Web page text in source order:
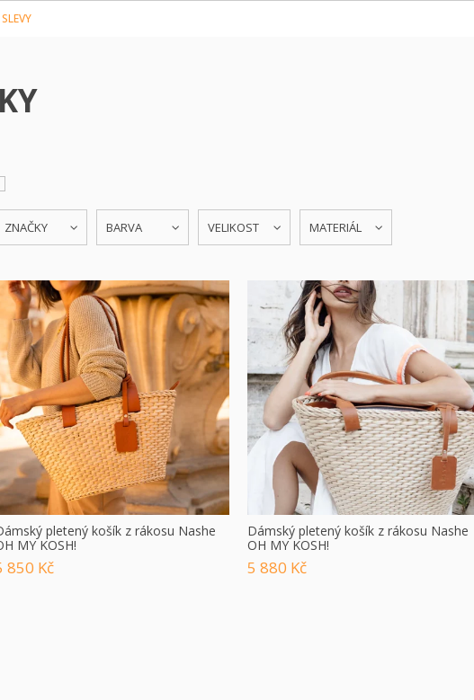
SLEVY
ZNAČKY BARVA VELIKOST MATERIÁL
pletený košík z rákosu Nashe
MY KOSH!
850 Kč
Dámský pletený košík z rákosu Nashe
OH MY KOSH!
5 880 Kč